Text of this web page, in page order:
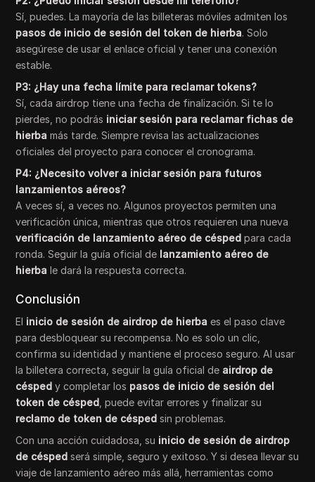
Sí, puedes. La mayoría de las billeteras móviles admiten los
pasos de inicio de sesión del token de hierba. Solo
asegúrese de usar el enlace oficial y tener una conexión
estable.
P3: ¿Hay una fecha límite para reclamar tokens?
Sí, cada airdrop tiene una fecha de finalización. Si te lo
pierdes, no podrás iniciar sesión para reclamar fichas de
hierba más tarde. Siempre revisa las actualizaciones
oficiales del proyecto para conocer el cronograma.
P4: ¿Necesito volver a iniciar sesión para futuros
lanzamientos aéreos?
A veces sí, a veces no. Algunos proyectos permiten una
verificación única, mientras que otros requieren una nueva
verificación de lanzamiento aéreo de césped para cada
ronda. Seguir la guía oficial de lanzamiento aéreo de
hierba le dará la respuesta correcta.
Conclusión
El inicio de sesión de airdrop de hierba es el paso clave
para desbloquear su recompensa. No es solo un clic,
confirma su identidad y mantiene el proceso seguro. Al usar
la billetera correcta, seguir la guía oficial de airdrop de
césped y completar los pasos de inicio de sesión del
token de césped , puede evitar errores y finalizar su
reclamo de token de césped sin problemas.
Con una acción cuidadosa, su inicio de sesión de airdrop
de césped será simple, seguro y exitoso. Y si desea llevar su
viaje de lanzamiento aéreo más allá, herramientas como